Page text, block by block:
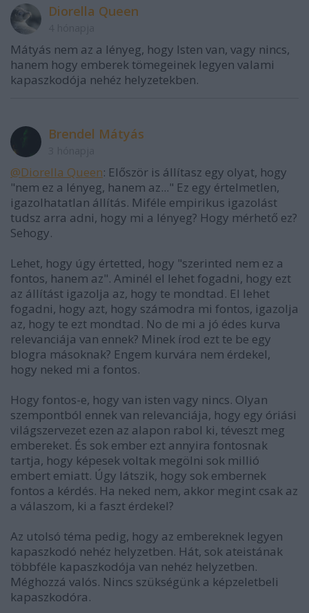
Diorella Queen
Mátyás nem az a lényeg, hogy Isten van, vagy nincs,
hanem hogy emberek tömegeinek legyen valami
kapaszkodója nehéz helyzetekben.
Brendel Mátyás
@Diorella Queen: Először is állítasz egy olyat, hogy
"nem ez a lényeg, hanem az..." Ez egy értelmetlen,
igazolhatatlan állítás. Miféle empirikus igazolást
tudsz arra adni, hogy mi a lényeg? Hogy mérhető ez?
Sehogy.
Lehet, hogy úgy értetted, hogy "szerinted nem ez a
fontos, hanem az". Aminél el lehet fogadni, hogy ezt
az állítást igazolja az, hogy te mondtad. El lehet
fogadni, hogy azt, hogy számodra mi fontos, igazolja
az, hogy te ezt mondtad. No de mi a jó édes kurva
relevanciája van ennek? Minek írod ezt te be egy
blogra másoknak? Engem kurvára nem érdekel,
hogy neked mi a fontos.
Hogy fontos-e, hogy van isten vagy nincs. Olyan
szempontból ennek van relevanciája, hogy egy óriási
világszervezet ezen az alapon rabol ki, téveszt meg
embereket. És sok ember ezt annyira fontosnak
tartja, hogy képesek voltak megölni sok millió
embert emiatt. Úgy látszik, hogy sok embernek
fontos a kérdés. Ha neked nem, akkor megint csak az
a válaszom, ki a faszt érdekel?
Az utolsó téma pedig, hogy az embereknek legyen
kapaszkodó nehéz helyzetben. Hát, sok ateistának
többféle kapaszkodója van nehéz helyzetben.
Méghozzá valós. Nincs szükségünk a képzeletbeli
kapaszkodóra.